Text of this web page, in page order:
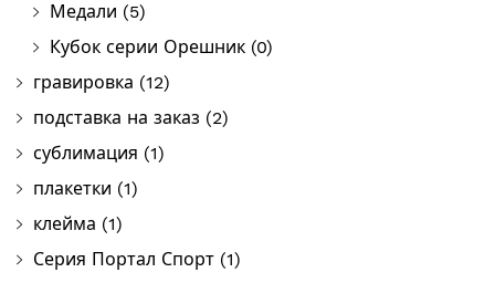
Медали (5)
Кубок серии Орешник (0)
гравировка (12)
подставка на заказ (2)
сублимация (1)
плакетки (1)
клейма (1)
Серия Портал Спорт (1)